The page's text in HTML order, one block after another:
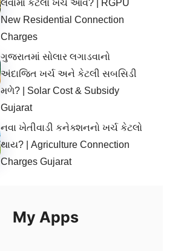
લેવામાં કેટલો ખર્ચ આવે? | RGPU
New Residential Connection
Charges
ગુજરાતમાં સોલાર લગાડવાનો
અંદાજિત ખર્ચ અને કેટલી સબસિડી
મળે? | Solar Cost & Subsidy
Gujarat
નવા ખેતીવાડી કનેક્શનનો ખર્ચ કેટલો
થાય? | Agriculture Connection
Charges Gujarat
My Apps